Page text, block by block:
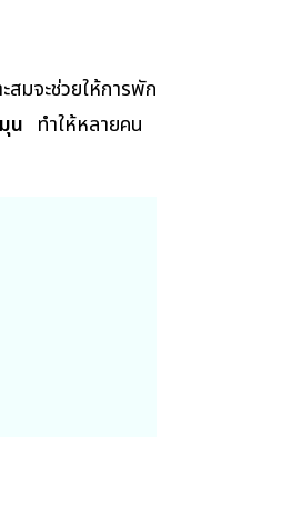
มจะช่วยให้การพัก
น ทำให้หลายคน